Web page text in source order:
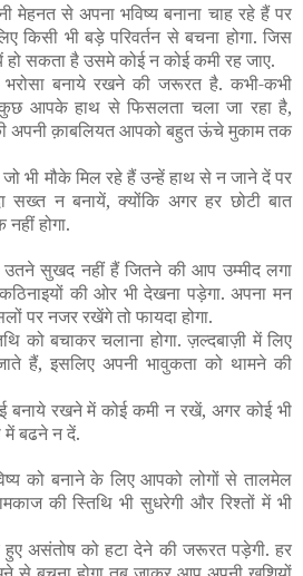
मेहनत से अपना भविष्य बनाना चाह रहे हैं पर
किसी भी बड़े परिवर्तन से बचना होगा. जिस
सकता है उसमे कोई न कोई कमी रह जाए.
बनाये रखने की जरूरत है. कभी-कभी
आपके हाथ से फिसलता चला जा रहा है,
अपनी क़ाबलियत आपको बहुत ऊंचे मुकाम तक
भी मौके मिल रहे हैं उन्हें हाथ से न जाने दें पर
सख्त न बनायें, क्योंकि अगर हर छोटी बात
नहीं होगा.
उतने सुखद नहीं हैं जितने की आप उम्मीद लगा
की ओर भी देखना पड़ेगा. अपना मन
पर नजर रखेंगे तो फायदा होगा.
को बचाकर चलाना होगा. ज़ल्दबाज़ी में लिए
हैं, इसलिए अपनी भावुकता को थामने की
बनाये रखने में कोई कमी न रखें, अगर कोई भी
में बढने न दें.
को बनाने के लिए आपको लोगों से तालमेल
की स्तिथि भी सुधरेगी और रिश्तों में भी
हुए असंतोष को हटा देने की जरूरत पड़ेगी. हर